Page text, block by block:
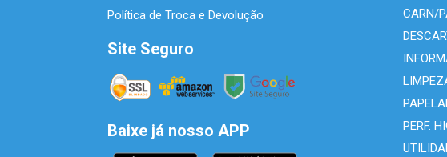
Política de Troca e Devolução
Site Seguro
Baixe já nosso APP
CARN/
PERF.